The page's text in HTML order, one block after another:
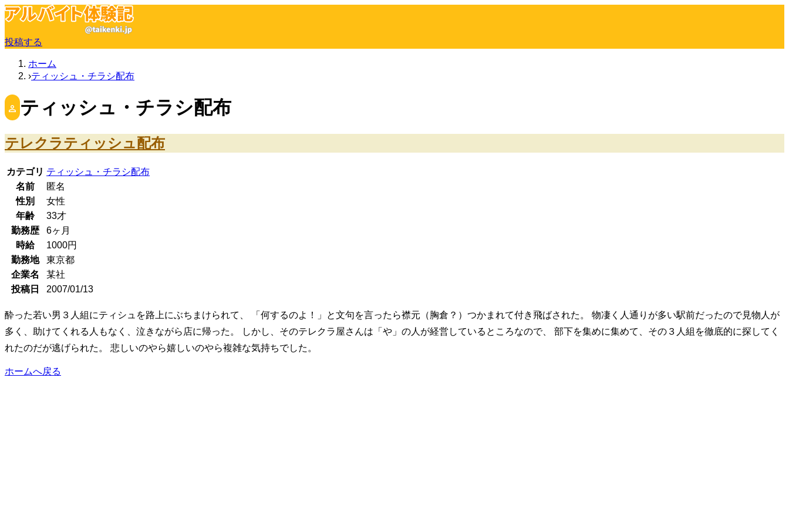
投稿する
ホーム
ティッシュ・チラシ配布
ティッシュ・チラシ配布
テレクラティッシュ配布
カテゴリ ティッシュ・チラシ配布
名前
匿名
性別
女性
年齢
33才
勤務歴
6ヶ月
時給
1000円
勤務地
東京都
企業名
某社
投稿日
2007/01/13
酔った若い男３人組にティシュを路上にぶちまけられて、 「何するのよ！」と文句を言ったら襟元（胸倉？）つかまれて付き飛ばされた。 物凄く人通りが多い駅前だったので見物人が
多く、助けてくれる人もなく、泣きながら店に帰った。 しかし、そのテレクラ屋さんは「や」の人が経営しているところなので、 部下を集めに集めて、その３人組を徹底的に探してく
れたのだが逃げられた。 悲しいのやら嬉しいのやら複雑な気持ちでした。
ホームへ戻る